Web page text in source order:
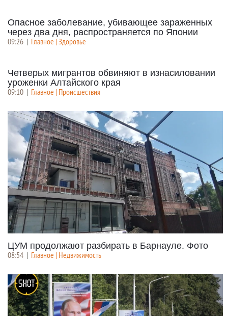
Опасное заболевание, убивающее зараженных
через два дня, распространяется по Японии
09:26 | Главное | Здоровье
Четверых мигрантов обвиняют в изнасиловании
уроженки Алтайского края
09:10 | Главное | Происшествия
ЦУМ продолжают разбирать в Барнауле. Фото
08:54 | Главное | Недвижимость